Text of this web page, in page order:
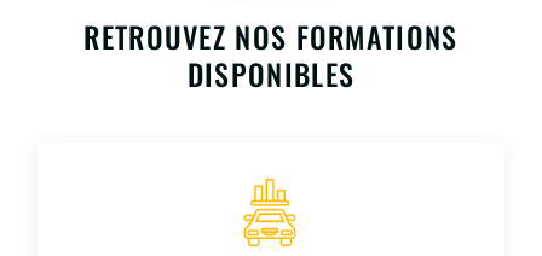
RETROUVEZ NOS FORMATIONS
DISPONIBLES